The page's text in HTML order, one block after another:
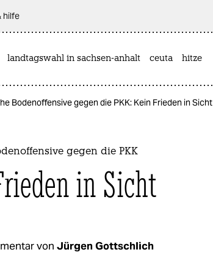
hilfe
landtagswahl in sachsen-anhalt ceuta hitze
Bodenoffensive gegen die PKK: Kein Frieden in Sicht
gegen die PKK
in Sicht
von Jürgen Gottschlich